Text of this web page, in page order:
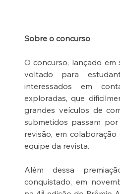
Sobre o concurso
O concurso, lançado
voltado para
interessados em
exploradas, que
grandes veículos de
submetidos passam
revisão, em
equipe da revista.
Além dessa
conquistado, em